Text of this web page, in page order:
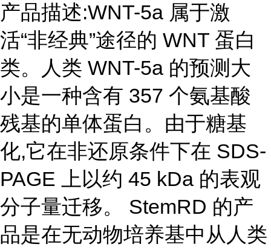
产品描述:WNT-5a 属于激
活“非经典”途径的 WNT 蛋白
类。人类 WNT-5a 的预测大
小是一种含有 357 个氨基酸
残基的单体蛋白。由于糖基
化,它在非还原条件下在 SDS-
PAGE 上以约 45 kDa 的表观
分子量迁移。 StemRD 的产
品是在无动物培养基中从人类